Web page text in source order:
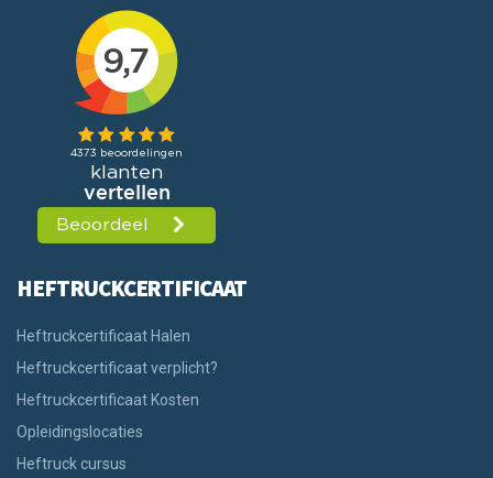
HEFTRUCKCERTIFICAAT
Heftruckcertificaat Halen
Heftruckcertificaat verplicht?
Heftruckcertificaat Kosten
Opleidingslocaties
Heftruck cursus